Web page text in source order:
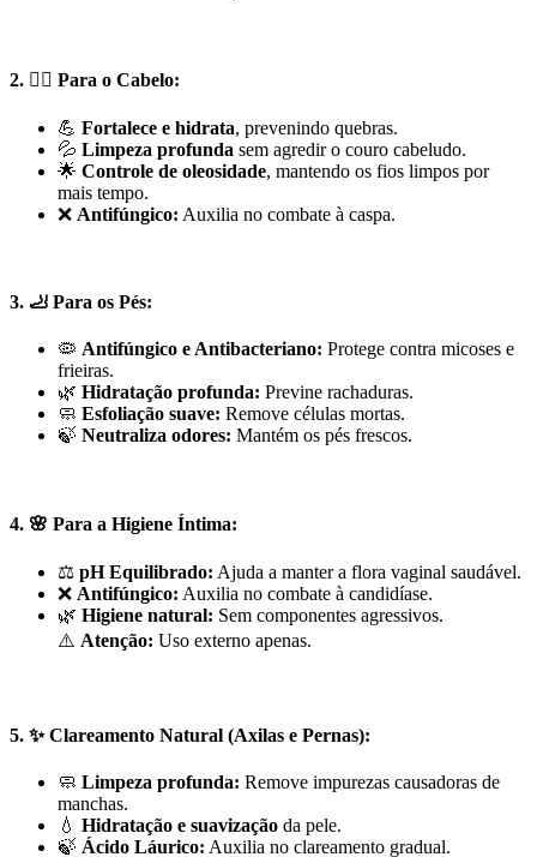
2. 💁‍♀️ Para o Cabelo:
💪 Fortalece e hidrata, prevenindo quebras.
💦 Limpeza profunda sem agredir o couro cabeludo.
🌟 Controle de oleosidade, mantendo os fios limpos por
mais tempo.
❌ Antifúngico: Auxilia no combate à caspa.
3. 🦶 Para os Pés:
🦠 Antifúngico e Antibacteriano: Protege contra micoses e
frieiras.
🌿 Hidratação profunda: Previne rachaduras.
🧼 Esfoliação suave: Remove células mortas.
🍃 Neutraliza odores: Mantém os pés frescos.
4. 🌸 Para a Higiene Íntima:
⚖️ pH Equilibrado: Ajuda a manter a flora vaginal saudável.
❌ Antifúngico: Auxilia no combate à candidíase.
🌿 Higiene natural: Sem componentes agressivos.
⚠️ Atenção: Uso externo apenas.
5. ✨Clareamento Natural (Axilas e Pernas):
🧼 Limpeza profunda: Remove impurezas causadoras de
manchas.
💧 Hidratação e suavização da pele.
🍃 Ácido Láurico: Auxilia no clareamento gradual.